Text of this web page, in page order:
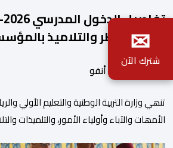
التحاق الأطر والتلاميذ
بواسطة أحداث. أنفو
تنھي وزارة التربیة الوطنیة والتعلیم الأولي
الأمھات والآباء وأولیاء الأمور، والتلمیذات
✉
شترك الآن